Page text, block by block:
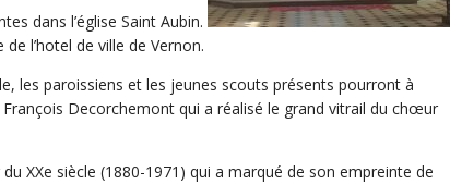
dans l’église Saint Aubin.
l’hotel de ville de Vernon.
les paroissiens et les jeunes scouts présents pourront à
Decorchemont qui a réalisé le grand vitrail du chœur
XXe siècle (1880-1971) qui a marqué de son empreinte de